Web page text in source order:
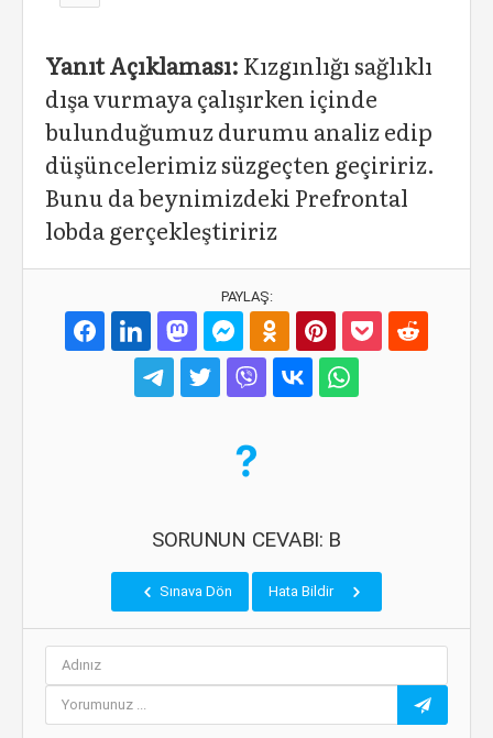
Yanıt Açıklaması: Kızgınlığı sağlıklı
dışa vurmaya çalışırken içinde
bulunduğumuz durumu analiz edip
düşüncelerimiz süzgeçten geçiririz.
Bunu da beynimizdeki Prefrontal
lobda gerçekleştiririz
PAYLAŞ:
SORUNUN CEVABI: B
Sınava Dön Hata Bildir